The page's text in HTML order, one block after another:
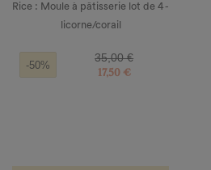
Rice : Moule à pâtisserie lot de 4 -
licorne/corail
Prix de base
35,00 €
-50%
17,50 €